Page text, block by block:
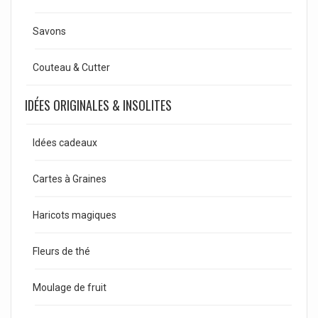
Savons
Couteau & Cutter
IDÉES ORIGINALES & INSOLITES
Idées cadeaux
Cartes à Graines
Haricots magiques
Fleurs de thé
Moulage de fruit